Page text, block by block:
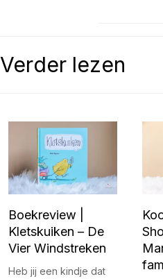
Verder lezen
Boekreview |
Kletskuiken – De
Vier Windstreken
Heb jij een kindje dat